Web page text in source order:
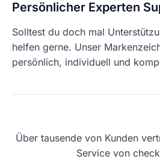
Persönlicher Experten
Solltest du doch mal
helfen gerne. Unser
persönlich, individuell und
Über tausende von Kunden
Service von